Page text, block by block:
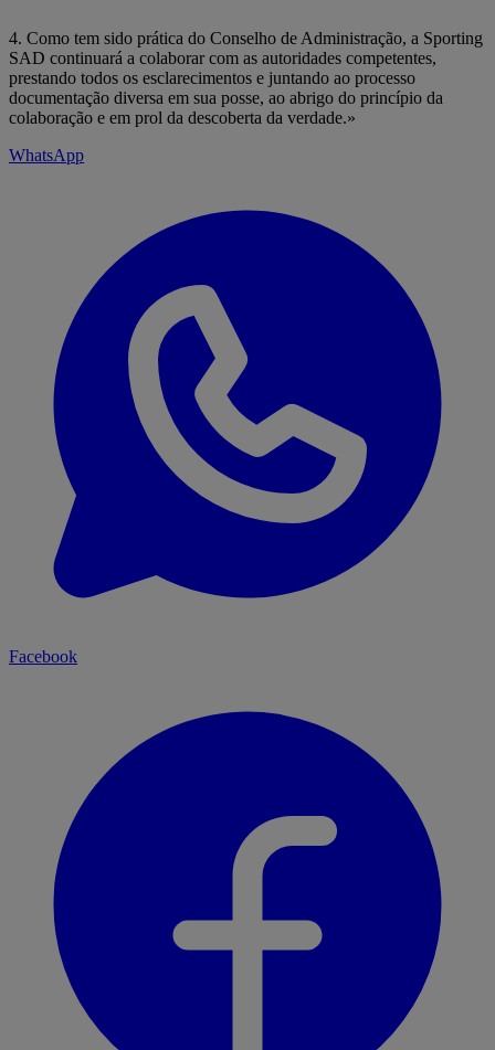
4. Como tem sido prática do Conselho de Administração, a Sporting
SAD continuará a colaborar com as autoridades competentes,
prestando todos os esclarecimentos e juntando ao processo
documentação diversa em sua posse, ao abrigo do princípio da
colaboração e em prol da descoberta da verdade.»
WhatsApp
Facebook